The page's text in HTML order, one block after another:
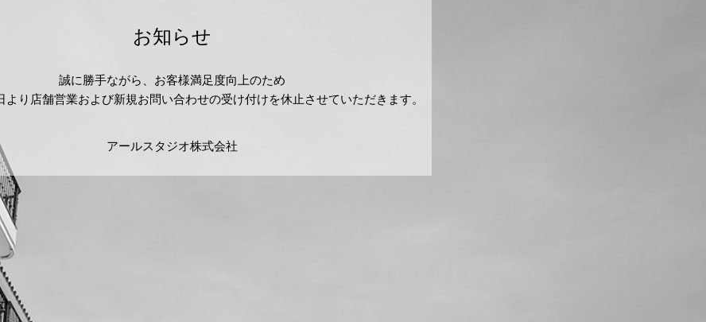
お知らせ
誠に勝手ながら、お客様満足度向上のため
より店舗営業および新規お問い合わせの受け付けを休止させていただきます。
アールスタジオ株式会社